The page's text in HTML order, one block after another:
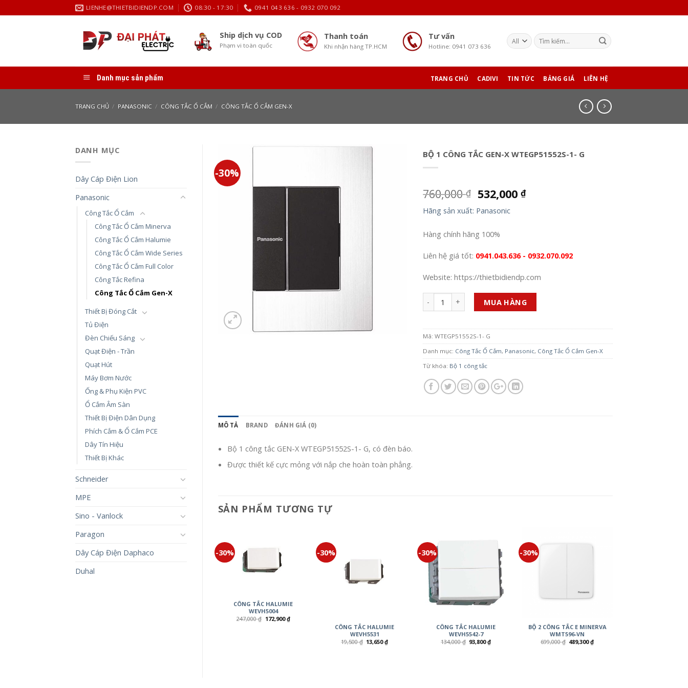
to
LIENHE@THIETBIDIENDP.COM 08:30 - 17:30 0941 043 636 - 0932 070 092
Ship dịch vụ COD
Phạm vi toàn quốc
Thanh toán
Khi nhận hàng TP.HCM
Tư vấn
Hotline: 0941 073 636
Danh mục sản phẩm TRANG CHỦ CADIVI TIN TỨC BẢNG GIÁ LIÊN HỆ
TRANG CHỦ / PANASONIC / CÔNG TẮC Ổ CẮM / CÔNG TẮC Ổ CẮM GEN-X
DANH MỤC
Dây Cáp Điện Lion
Panasonic
Công Tắc Ổ Cắm
Công Tắc Ổ Cắm Minerva
Công Tắc Ổ Cắm Halumie
Công Tắc Ổ Cắm Wide Series
Công Tắc Ổ Cắm Full Color
Công Tắc Refina
Công Tắc Ổ Cắm Gen-X
Thiết Bị Đóng Cắt
Tủ Điện
Đèn Chiếu Sáng
Quạt Điện - Trần
Quạt Hút
Máy Bơm Nước
Ống & Phụ Kiện PVC
Ổ Cắm Âm Sàn
Thiết Bị Điện Dân Dụng
Phích Cắm & Ổ Cắm PCE
Dây Tín Hiệu
Thiết Bị Khác
Schneider
MPE
Sino - Vanlock
Paragon
Dây Cáp Điện Daphaco
Duhal
-30%
BỘ 1 CÔNG TẮC GEN-X WTEGP51552S-1- G
760,000₫ 532,000 ₫
Hãng sản xuất: Panasonic
Hàng chính hãng 100%
Liên hệ giá tốt: 0941.043.636 - 0932.070.092
Website: https://thietbidiendp.com
MUA HÀNG
Mã:WTEGP51552S-1- G
Danh mục: Công Tắc Ổ Cắm, Panasonic, Công Tắc Ổ Cắm Gen-X
Từ khóa: Bộ 1 công tắc
MÔ TẢ BRAND ĐÁNH GIÁ (0)
Bộ 1 công tắc GEN-X WTEGP51552S-1- G, có đèn báo.
Được thiết kế cực mỏng với nắp che hoàn toàn phẳng.
SẢN PHẨM TƯƠNG TỰ
-30%
CÔNG TẮC HALUMIE
WEVH5004
247,000₫ 172,900₫
-30%
CÔNG TẮC HALUMIE
WEVH5531
19,500₫ 13,650₫
-30%
CÔNG TẮC HALUMIE
WEVH5542-7
134,000₫ 93,800₫
-30%
BỘ 2 CÔNG TẮC E MINERVA
WMT596-VN
699,000₫ 489,300₫
-30%